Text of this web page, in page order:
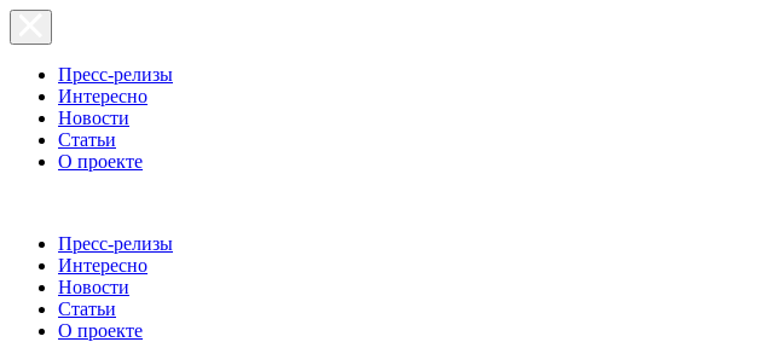
Пресс-релизы
Интересно
Новости
Статьи
О проекте
Пресс-релизы
Интересно
Новости
Статьи
О проекте